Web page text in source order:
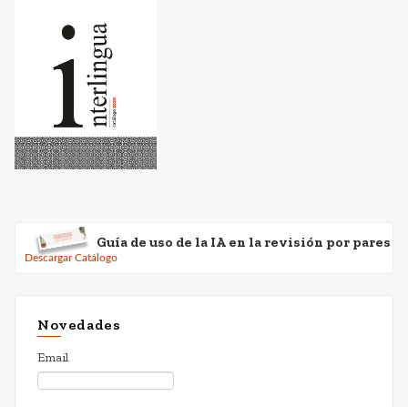
Guía de uso de la IA en la revisión por pares
Descargar Catálogo
Novedades
Email